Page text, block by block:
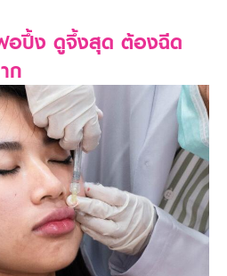
ปึ้ง ดูจึ้งสุด ต้องฉีด
ก